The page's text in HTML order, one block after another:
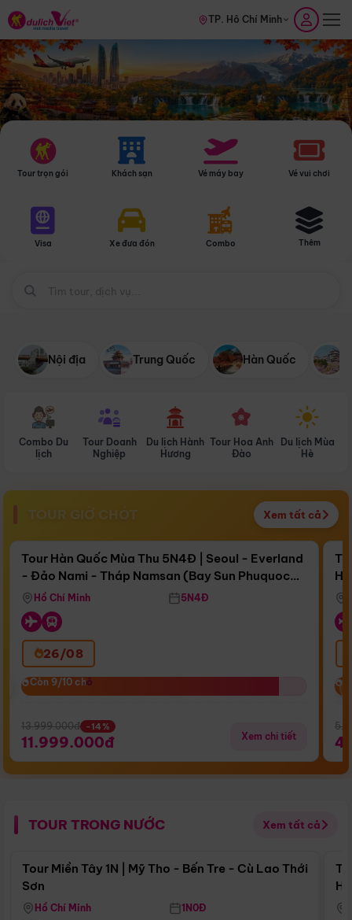
TP. Hồ Chí Minh
Tour trọn gói Khách sạn Vé máy bay Vé vui chơi
Visa Xe đưa đón Combo Thêm
Nội địa Trung Quốc Hàn Quốc
Combo Du
lịch
Tour Doanh
Nghiệp
Du lịch Hành
Hương
Tour Hoa Anh
Đào
Du lịch Mùa
Hè
TOUR GIỜ CHÓT Xem tất cả
Còn16 ngày 16:13:29
Bay Sun Phuquoc Airways
Điểm nổi bật
Tour Hàn Quốc Mùa Thu 5N4Đ | Seoul - Everland
- Đảo Nami - Tháp Namsan (Bay Sun Phuquoc
Airways)
Hồ Chí Minh 5N4Đ
26/08
Còn 9/10 chỗ
Còn 9/10 chỗ
13.999.000đ -14%
11.999.000đ Xem chi tiết
TOUR TRONG NƯỚC Xem tất cả
Điểm nổi bật
Tour Miền Tây 1N | Mỹ Tho - Bến Tre - Cù Lao Thới
Sơn
Hồ Chí Minh 1N0Đ